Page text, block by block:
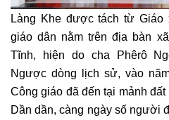
Làng Khe được tách từ
giáo dân nằm trên địa bàn
Tĩnh, hiện do cha Phêrô
Ngược dòng lịch sử, vào
Công giáo đã đến tại mảnh
Dần dần, càng ngày số người